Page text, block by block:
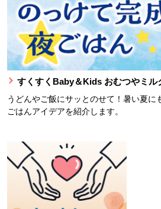
すくすくBaby＆Kids おむつやミル
うどんやご飯にサッとのせて！暑い夏に
ごはんアイデアを紹介します。